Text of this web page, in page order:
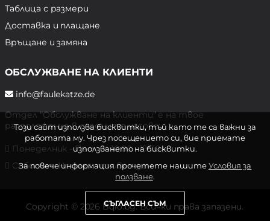
Таблица с размери
Доставка и плащане
Връщане и замяна
ОБСЛУЖВАНЕ НА КЛИЕНТИ
info@faulekatze.de
Отдел "Обслужване на клиенти" е на твое
разположение в следните часове:
Понеделник - Петък: 10:00 - 19:00 ч.
Събота и Неделя: почивен ден
Copyright © 2026 Bqlo.bg. Всички права запазени.
Този сайт използва бисквитки, тъй като те са важни за
работата му. Чрез посещението си, вие приемате
използването на бисквитки.
За повече информация прочетете нашитеУсловия за
ползване.
СЪГЛАСЕН СЪМ